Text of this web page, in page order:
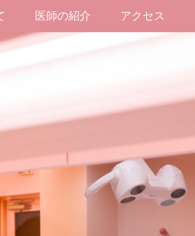
医師の紹介 アクセス